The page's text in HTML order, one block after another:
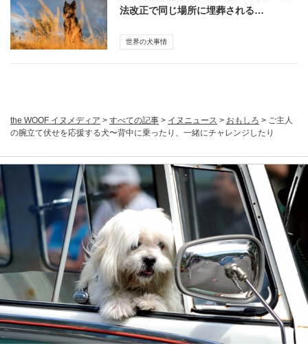
法改正で同じ場所に埋葬される…
世界の犬事情
the WOOF イヌメディア > すべての記事 > イヌニュース > おもしろ > ご主人
の腕立て伏せを応援する犬〜背中に乗ったり、一緒にチャレンジしたり